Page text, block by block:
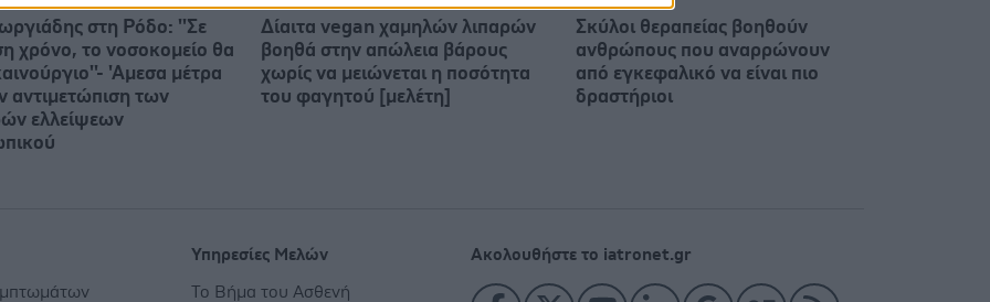
στη Ρόδο: ''Σε
χρόνο, το νοσοκομείο θα
'Αμεσα μέτρα
αντιμετώπιση των
ελλείψεων
Δίαιτα vegan χαμηλών λιπαρών
βοηθά στην απώλεια βάρους
χωρίς να μειώνεται η ποσότητα
του φαγητού [μελέτη]
Σκύλοι θεραπείας βοηθούν
ανθρώπους που αναρρώνουν
από εγκεφαλικό να είναι πιο
δραστήριοι
Ακολουθήστε το iatronet.gr
Υπηρεσίες Μελών
Το Βήμα του Ασθενή